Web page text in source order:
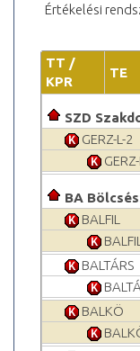
Értékelési
TT /
KPR
TE
SZD
GERZ-L-2
BA
BALFIL
BALTÁRS
BALKÖ